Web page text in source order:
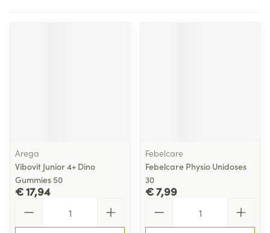
Arega
Vibovit Junior 4+ Dino
Gummies 50
€ 17,94
Febelcare
Febelcare Physio Unidoses
30
€ 7,99